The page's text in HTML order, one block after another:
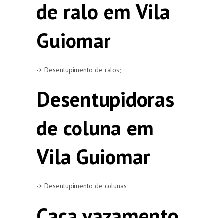
de ralo em Vila
Guiomar
-> Desentupimento de ralos;
Desentupidoras
de coluna em
Vila Guiomar
-> Desentupimento de colunas;